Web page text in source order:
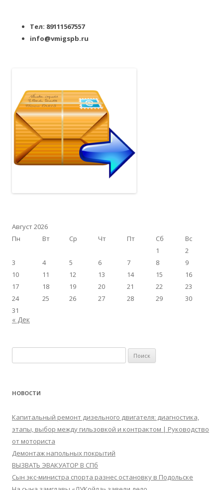
Тел: 89111567557
info@vmigspb.ru
Август 2026
Пн
Вт Ср Чт Пт Сб
Вс
1
2
3
4 5 6 7 8
9
10
11 12 13 14 15
16
17
18 19 20 21 22
23
24
25 26 27 28 29
30
31
« Дек
НОВОСТИ
Капитальный ремонт дизельного двигателя: диагностика,
этапы, выбор между гильзовкой и контрактом | Руководство
от моториста
Демонтаж напольных покрытий
ВЫЗВАТЬ ЭВАКУАТОР В СПб
Сын экс-министра спорта разнес остановку в Подольске